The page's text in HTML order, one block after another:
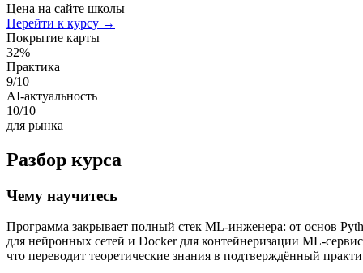
Цена на сайте школы
Перейти к курсу →
Покрытие карты
32%
Практика
9/10
AI-актуальность
10/10
для рынка
Разбор курса
Чему научитесь
Программа закрывает полный стек ML-инженера: от основ
для нейронных сетей и Docker для контейнеризации ML-
что переводит теоретические знания в подтверждённый